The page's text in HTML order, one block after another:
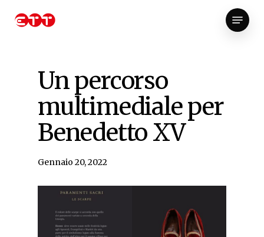
Menu
Un percorso
multimediale per
Benedetto XV
Gennaio 20, 2022